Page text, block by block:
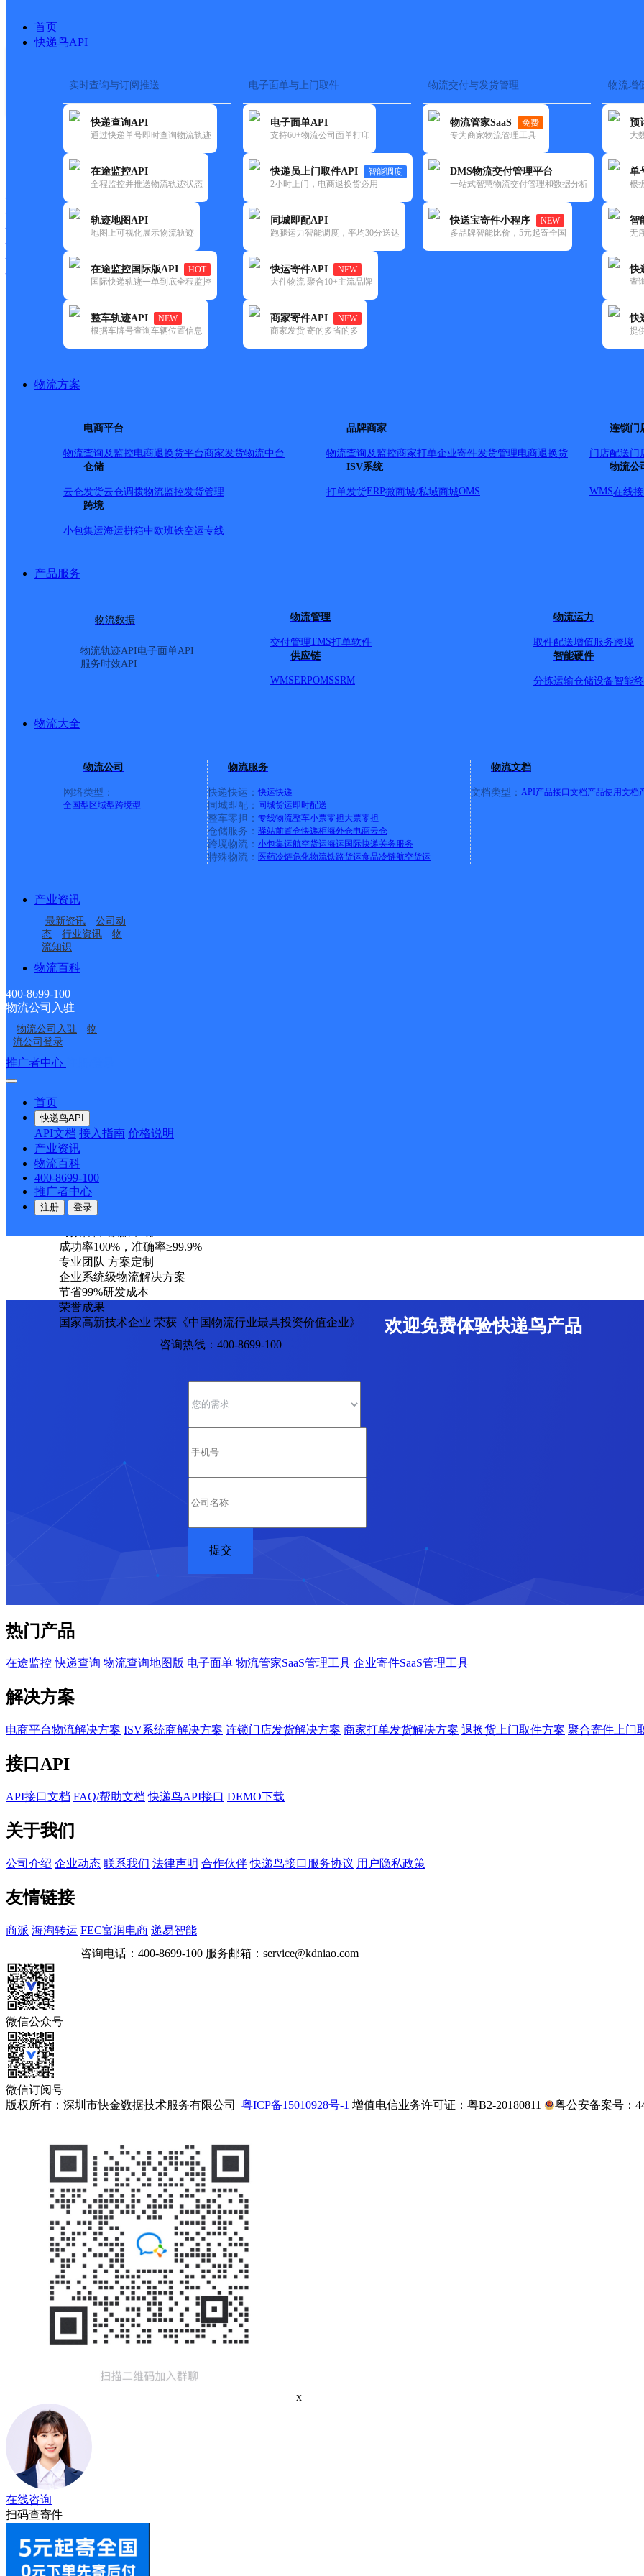
首页
快递鸟API
实时查询与订阅推送
快递查询API
通过快递单号即时查询物流轨迹
在途监控API
全程监控并推送物流轨迹状态
轨迹地图API
地图上可视化展示物流轨迹
在途监控国际版API
HOT
国际快递轨迹一单到底全程监控
整车轨迹API
NEW
根据车牌号查询车辆位置信息
电子面单与上门取件
电子面单API
支持60+物流公司面单打印
快递员上门取件API
智能调度
2小时上门，电商退换货必用
同城即配API
跑腿运力智能调度，平均30分送达
快运寄件API
NEW
大件物流 聚合10+主流品牌
商家寄件API
NEW
商家发货 寄的多省的多
物流交付与发货管理
物流管家SaaS
免费
专为商家物流管理工具
DMS物流交付管理平台
一站式智慧物流交付管理和数据分析
快送宝寄件小程序
NEW
多品牌智能比价，5元起寄全国
物流增
预
大
单
根
智
无
快
查
快
提
物流方案
电商平台
物流查询及监控电商退换货平台商家发货物流中台
品牌商家
物流查询及监控商家打单企业寄件发货管理电商退换货
连锁门
门店配送门
仓储
云仓发货云仓调拨物流监控发货管理
ISV系统
打单发货ERP微商城/私域商城OMS
物流公
WMS在线
跨境
小包集运海运拼箱中欧班铁空运专线
产品服务
物流数据
物流轨迹API电子面单API
服务时效API
物流管理
交付管理TMS打单软件
物流运力
取件配送增值服务跨境
供应链
WMSERPOMSSRM
智能硬件
分拣运输仓储设备智能
物流大全
物流公司
网络类型：
全国型 区域型跨境型
物流服务
快递快运： 快运快递
同城即配： 同城货运即时配送
整车零担： 专线物流整车小票零担大票零担
仓储服务： 驿站前置仓快递柜海外仓电商云仓
跨境物流： 小包集运航空货运海运 国际快递关务服务
特殊物流： 医药冷链危化物流铁路货运食品冷链航空货运
物流文档
文档类型： API产品接口文档产品使用文档
产业资讯
最新资讯
公司动
态
行业资讯
物
流知识
物流百科
400-8699-100
物流公司入驻
物流公司入驻
物
流公司登录
推广者中心
首页
快递鸟API
API文档 接入指南 价格说明
产业资讯
物流百科
400-8699-100
推广者中心
注册 登录
快递大全 > 快递网点
快递大全 快运大全
NEW
城市：北京市 ✕ 清空已选
地区:
不限 昌平区(187)
更多号码地址：北京市通州区张家湾镇施园村234号
派送范围:KH详情
荣华中路19号朝林广场；朝林松原酒店；天华东路5号院博客雅居；天华北街2号鹿鸣苑；天华北街7号一品亦庄；天华北街11
宝北街1号；天宝中街1号；天宝中街5号；天华园一里一区；天华里梅园小区；天华园一里二区；听涛雅苑；天华园一里三区
园；大雄公寓；大雄商业中心；东晶国际公寓；天华园三里1-7区；一栋洋房；天宝家园；天宝园二里二区狮城佰利小区；天
上海沙龙；天宝园六里；大雄郁金香舍；贵园东里一区；贵园东里二区；贵园东里三区；富源东里一区；富源东里二区；星岛
61号楼；贵园南里丙区；贵园南里丁区；贵园南里甲区；贵园南里乙区；贵园中路5号；贵园中路6号；贵园北里甲区；贵园
莱茵河畔；富源里小区；贵园北里戊区；贵园南里戊区瀛景园；西环北路23号；华腾发展大厦；荣华中路19号院；朝林广场
5号；亦庄和合谷店；天宝中街一号；亦庄镇地铁星空假日酒店；亦庄桥地铁站对面星空假日酒店；地盛中路金地格林小镇；
华北主城区公司丰台区天鸿服务部
更多号码地址：中国北京市(京)市辖区丰台区丰台街道中都雅润南楼
详情
133
134
135
136
137
>
最新网点
圆通速递
顺丰速运
顺丰速运
顺丰速运
顺丰速运白沙牙叉桥南居民区营业点
顺丰速运可克达拉市营业点电话：
顺丰速运
顺丰速运
顺丰速运 乐东黄流黄东村营业点
优质服务 安全稳定
专属客服 7*24小时支撑
成功率100%，准确率≥99.9%
专业团队 方案定制
企业系统级物流解决方案
节省99%研发成本
荣誉成果
国家高新技术企业 荣获《中国物流行业最具投资价值企业》
欢迎免费体验快递鸟产品
咨询热线：400-8699-100
热门产品
在途监控 快递查询 物流查询地图版 电子面单 物流管家SaaS管理工具 企业寄件SaaS管理工具
解决方案
电商平台物流解决方案 ISV系统商解决方案 连锁门店发货解决方案 商家打单发货解决方案 退换货上门取件方案 聚合寄件上门
接口API
API接口文档 FAQ/帮助文档 快递鸟API接口 DEMO下载
关于我们
公司介绍 企业动态 联系我们 法律声明 合作伙伴 快递鸟接口服务协议 用户隐私政策
友情链接
商派 海淘转运 FEC富润电商 递易智能
咨询电话： 400-8699-100 服务邮箱： service@kdniao.com
微信公众号
微信订阅号
版权所有：深圳市快金数据技术服务有限公司 粤ICP备15010928号-1 增值电信业务许可证：粤B2-20180811 粤公安备案号：
x
在线咨询
扫码查寄件